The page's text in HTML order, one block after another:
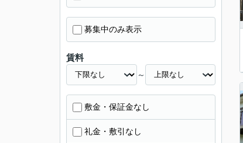
募集中のみ表示
賃料
～
敷金・保証金なし
礼金・敷引なし